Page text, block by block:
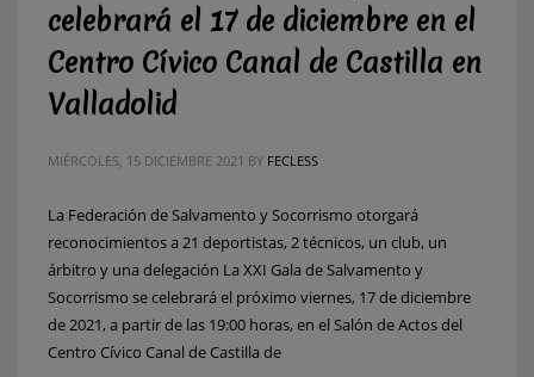
celebrará el 17 de diciembre en el
Centro Cívico Canal de Castilla en
Valladolid
MIÉRCOLES, 15 DICIEMBRE 2021 BY FECLESS
La Federación de Salvamento y Socorrismo otorgará
reconocimientos a 21 deportistas, 2 técnicos, un club, un
árbitro y una delegación La XXI Gala de Salvamento y
Socorrismo se celebrará el próximo viernes, 17 de diciembre
de 2021, a partir de las 19:00 horas, en el Salón de Actos del
Centro Cívico Canal de Castilla de